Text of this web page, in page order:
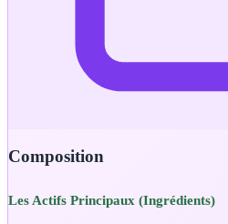
Composition
Les Actifs Principaux (Ingrédients)